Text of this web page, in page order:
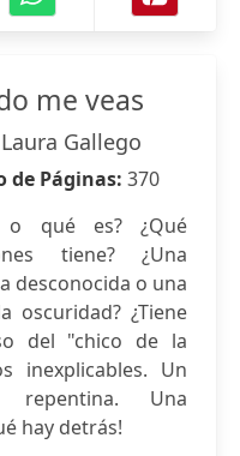
me veas
Laura Gallego
de Páginas: 370
o qué es? ¿Qué
tiene? ¿Una
desconocida o una
oscuridad? ¿Tiene
del "chico de la
inexplicables. Un
Una
hay detrás!